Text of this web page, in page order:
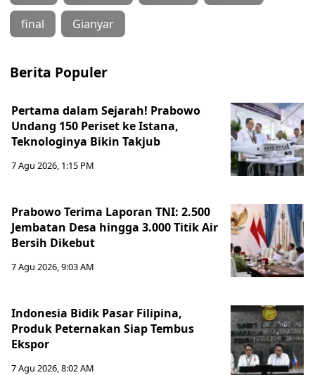
final Gianyar
Berita Populer
Pertama dalam Sejarah! Prabowo
Undang 150 Periset ke Istana,
Teknologinya Bikin Takjub
7 Agu 2026, 1:15 PM
Prabowo Terima Laporan TNI: 2.500
Jembatan Desa hingga 3.000 Titik Air
Bersih Dikebut
7 Agu 2026, 9:03 AM
Indonesia Bidik Pasar Filipina,
Produk Peternakan Siap Tembus
Ekspor
7 Agu 2026, 8:02 AM